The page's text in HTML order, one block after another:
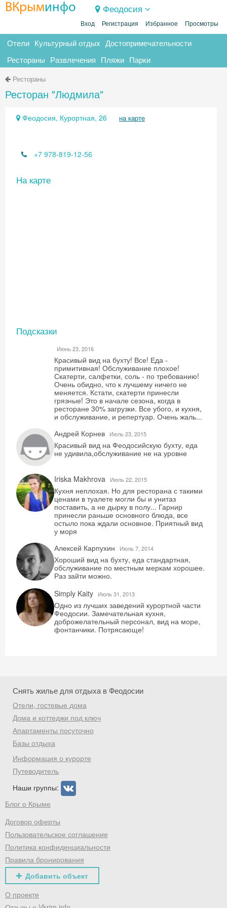
ВКрыминфо Феодосия
Вход Регистрация Избранное Просмотры
Отели Культурный отдых Достопримечательности
Рестораны Развлечения Пляжи Парки
Рестораны
Ресторан "Людмила"
Феодосия, Курортная, 26 на карте
+7 978-819-12-56
На карте
Подсказки
Июнь 23, 2016
Красивый вид на бухту! Все! Еда -
примитивная! Обслуживание плохое!
Скатерти, салфетки, соль - по требованию!
Очень обидно, что к лучшему ничего не
меняется. Кстати, скатерти принесли
грязные! Это в начале сезона, когда в
ресторане 30% загрузки. Все убого, и кухня,
и обслуживание, и репертуар. Очень жаль...
Андрей Корнев
Июль 23, 2015
Красивый вид на Феодосийскую бухту, еда
не удивила,обслуживание не на уровне
Iriska Makhrova Июль 22, 2015
Кухня неплохая. Но для ресторана с такими
ценами в туалете могли бы и унитаз
поставить, а не дырку в полу... Гарнир
принесли раньше основного блюда, все
остыло пока ждали основное. Приятный вид
у моря
Алексей Карпухин
Июль 7, 2014
Хороший вид на бухту, еда стандартная,
обслуживание по местным меркам хорошее.
Раз зайти можно.
Simply Kaity
Июль 31, 2013
Одно из лучших заведений курортной части
Феодосии. Замечательная кухня,
доброжелательный персонал, вид на море,
фонтанчики. Потрясающе!
Снять жилье для отдыха в Феодосии
Отели, гостевые дома
Дома и коттеджи под ключ
Апартаменты посуточно
Базы отдыха
Информация о курорте
Путеводитель
Наши группы:
Блог о Крыме
Договор оферты
Пользовательское соглашение
Политика конфиденциальности
Правила бронирования
Добавить объект
О проекте
Скидка −5%
Хочешь дешевле? Оставь почту и получи
промокод на первое бронирование!